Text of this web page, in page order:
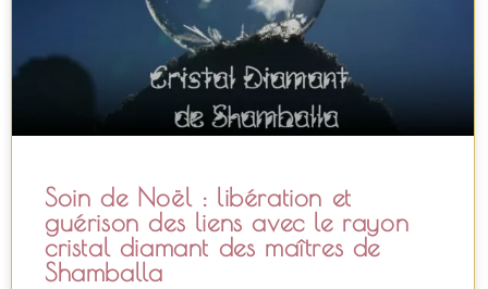
Soin de Noël : libération et
guérison des liens avec le rayon
cristal diamant des maîtres de
Shamballa